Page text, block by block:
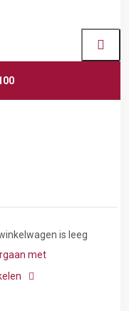
is leeg
met